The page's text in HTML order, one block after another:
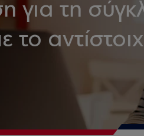
για τη
το